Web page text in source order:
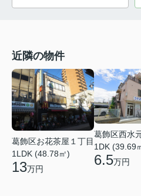
近隣の物件
葛飾区お花茶屋１丁目
1LDK (48.78㎡)
13万円
葛飾区西水
1DK (39.69
6.5万円